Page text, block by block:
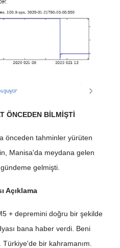
ÖNCEDEN BİLMİŞTİ
önceden tahminler yürüten
Manisa'da meydana gelen
gelmişti.
Açıklama
+ depremini doğru bir şekilde
bana haber verdi. Beni
bir kahramanım.